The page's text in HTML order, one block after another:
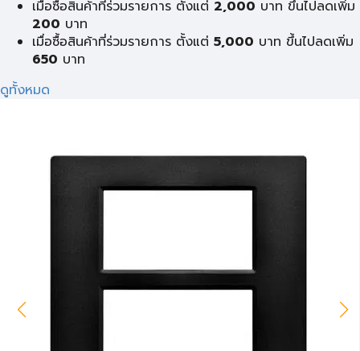
เมื่อซื้อสินค้าที่ร่วมรายการ ตั้งแต่ 2,000 บาท ขึ้นไปลดเพิ่ม
200 บาท
เมื่อซื้อสินค้าที่ร่วมรายการ ตั้งแต่ 5,000 บาท ขึ้นไปลดเพิ่ม
650 บาท
ดูทั้งหมด